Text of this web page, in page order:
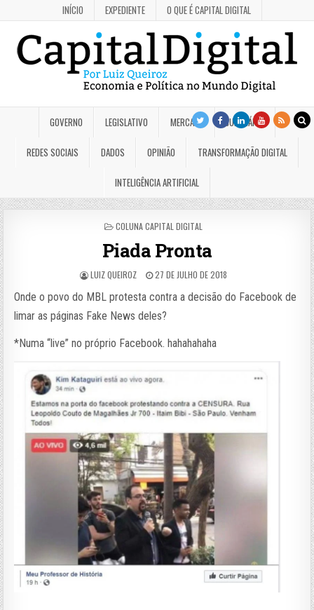
INÍCIO EXPEDIENTE O QUE É CAPITAL DIGITAL
GOVERNO LEGISLATIVO MERCADO JUDICIÁRIO
REDES SOCIAIS DADOS OPINIÃO TRANSFORMAÇÃO DIGITAL
INTELIGÊNCIA ARTIFICIAL
POSTED
COLUNA CAPITAL DIGITAL
Piada Pronta
LUIZ QUEIROZ 27 DE JULHO DE 2018
Onde o povo do MBL protesta contra a decisão do Facebook de
limar as páginas Fake News deles?
*Numa “live” no próprio Facebook. hahahahaha